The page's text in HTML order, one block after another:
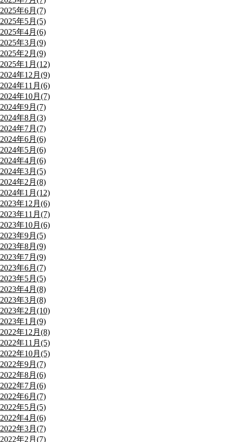
2025年6月(7)
2025年5月(5)
2025年4月(6)
2025年3月(9)
2025年2月(9)
2025年1月(12)
2024年12月(9)
2024年11月(6)
2024年10月(7)
2024年9月(7)
2024年8月(3)
2024年7月(7)
2024年6月(6)
2024年5月(6)
2024年4月(6)
2024年3月(5)
2024年2月(8)
2024年1月(12)
2023年12月(6)
2023年11月(7)
2023年10月(6)
2023年9月(5)
2023年8月(9)
2023年7月(9)
2023年6月(7)
2023年5月(5)
2023年4月(8)
2023年3月(8)
2023年2月(10)
2023年1月(9)
2022年12月(8)
2022年11月(5)
2022年10月(5)
2022年9月(7)
2022年8月(6)
2022年7月(6)
2022年6月(7)
2022年5月(5)
2022年4月(6)
2022年3月(7)
2022年2月(7)